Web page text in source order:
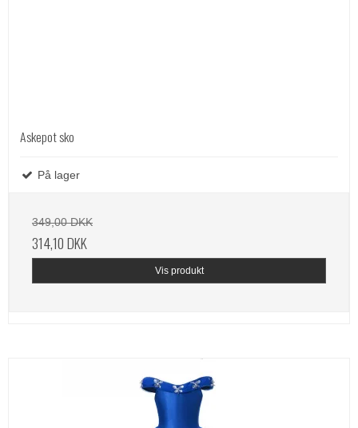
Askepot sko
På lager
349,00 DKK
314,10 DKK
Vis produkt